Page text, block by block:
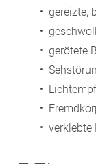
gereizte,
gerötete
verklebte